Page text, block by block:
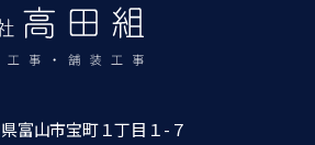
富山市宝町１丁目１-７